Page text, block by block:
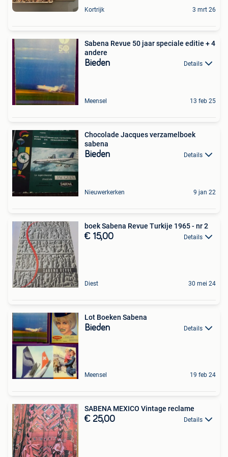
Kortrijk 3 mrt 26
Sabena Revue 50 jaar speciale editie + 4
andere
Bieden Details
Meensel 13 feb 25
Chocolade Jacques verzamelboek
sabena
Bieden Details
Nieuwerkerken 9 jan 22
boek Sabena Revue Turkije 1965 - nr 2
€ 15,00 Details
Diest 30 mei 24
Lot Boeken Sabena
Bieden Details
Meensel 19 feb 24
SABENA MEXICO Vintage reclame
€ 25,00 Details